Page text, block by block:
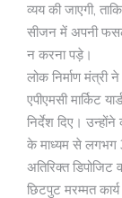
व्यय की जाएगी,
सीजन में अपनी फसल
न करना पड़े।
लोक निर्माण मंत्री
एपीएमसी मार्किट
निर्देश दिए।
के माध्यम से लगभग
अतिरिक्त डिपोजिट
छिटपुट मरम्मत